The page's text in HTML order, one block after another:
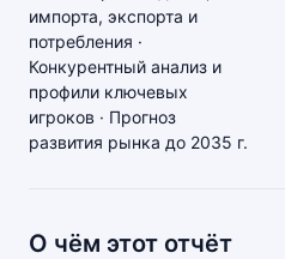
импорта, экспорта и
потребления ·
Конкурентный анализ и
профили ключевых
игроков · Прогноз
развития рынка до 2035 г.
О чём этот отчёт